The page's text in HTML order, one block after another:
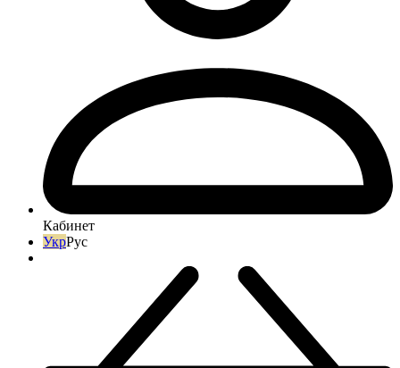
Кабинет
УкрРус